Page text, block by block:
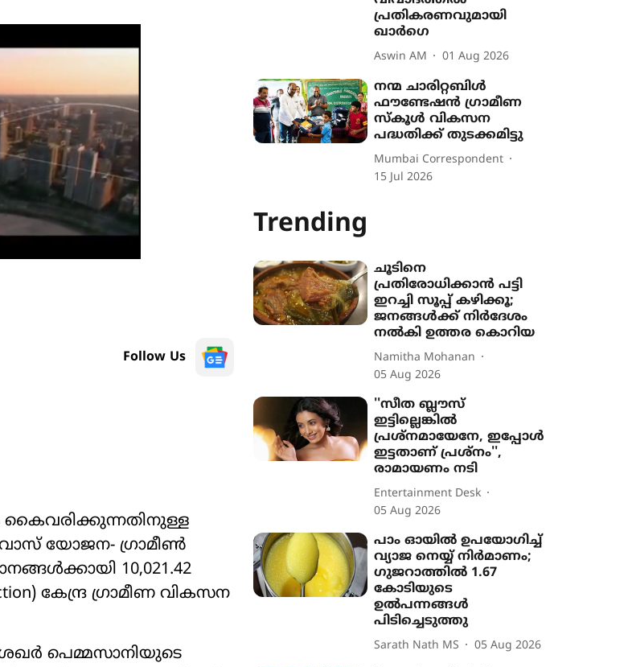
Follow Us
കൈവരിക്കുന്നതിനുള്ള
യോജന- ഗ്രാമീൺ
10,021.42
കേന്ദ്ര ഗ്രാമീണ വികസന
പെമ്മസാനിയുടെ
പ്രതികരണവുമായി
ഖാർഗെ
Aswin AM 01 Aug 2026
നന്മ ചാരിറ്റബിള്‍
ഫൗണ്ടേഷന്‍ ഗ്രാമീണ
സ്‌കൂള്‍ വികസന
പദ്ധതിക്ക് തുടക്കമിട്ടു
Mumbai Correspondent
15 Jul 2026
Trending
ചൂടിനെ
പ്രതിരോധിക്കാൻ പട്ടി
ഇറച്ചി സൂപ്പ് കഴിക്കൂ;
ജനങ്ങൾക്ക് നിർദേശം
നൽകി ഉത്തര കൊറിയ
Namitha Mohanan
05 Aug 2026
''സീത ബ്ലൗസ്
ഇട്ടില്ലെങ്കിൽ
പ്രശ്നമായേനേ, ഇപ്പോൾ
ഇട്ടതാണ് പ്രശ്നം'',
രാമായണം നടി
Entertainment Desk
05 Aug 2026
പാം ഓയിൽ ഉപയോഗിച്ച്
വ്യാജ നെയ്യ് നിർമാണം;
ഗുജറാത്തിൽ 1.67
കോടിയുടെ
ഉൽപന്നങ്ങൾ
പിടിച്ചെടുത്തു
Sarath Nath MS 05 Aug 2026